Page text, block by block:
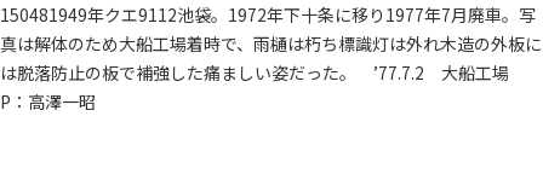
150481949年クエ9112池袋。1972年下十条に移り1977年7月廃車。写
真は解体のため大船工場着時で、雨樋は朽ち標識灯は外れ木造の外板に
は脱落防止の板で補強した痛ましい姿だった。 ’77.7.2 大船工場
P：高澤一昭